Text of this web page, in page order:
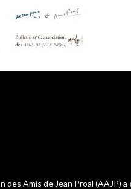
des Amis de Jean Proal (AAJP)